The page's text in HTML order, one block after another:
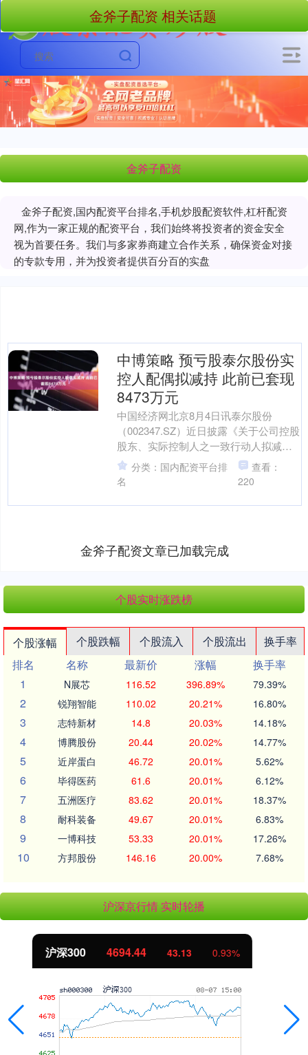
金斧子配资
金斧子配资,国内配资平台排名,手机炒股配资软件,杠杆配资
网,作为一家正规的配资平台，我们始终将投资者的资金安全
视为首要任务。我们与多家券商建立合作关系，确保资金对接
的专款专用，并为投资者提供百分百的实盘
金斧子配资 相关话题
中博策略 预亏股泰尔股份实
控人配偶拟减持 此前已套现
8473万元
中国经济网北京8月4日讯泰尔股份
（002347.SZ）近日披露《关于公司控股
股东、实际控制人之一致行动人拟减持
公司股份的预披露公告》。 根据公告，
公司控股股东、....
分类：国内配资平台排
名
查看：
220
金斧子配资文章已加载完成
个股实时涨跌榜
个股涨幅 个股跌幅 个股流入 个股流出
换手率
排名
名称 最新价 涨幅
换手率
1
N展芯 116.52 396.89% 79.39%
2 锐翔智能 110.02 20.21% 16.80%
3 志特新材 14.8 20.03% 14.18%
4 博腾股份 20.44 20.02% 14.77%
5 近岸蛋白 46.72 20.01% 5.62%
6 毕得医药 61.6 20.01% 6.12%
7 五洲医疗 83.62 20.01% 18.37%
8 耐科装备 49.67 20.01% 6.83%
9 一博科技 53.33 20.01% 17.26%
10 方邦股份 146.16 20.00% 7.68%
沪深京行情 实时轮播
北证50 1134.24 11.37 1.01%